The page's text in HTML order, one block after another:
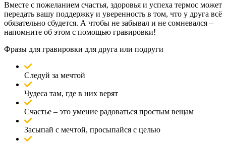
Вместе с пожеланием счастья, здоровья и успеха термос может
передать вашу поддержку и уверенность в том, что у друга всё
обязательно сбудется. А чтобы не забывал и не сомневался –
напомните об этом с помощью гравировки!
Фразы для гравировки для друга или подруги
Следуй за мечтой
Чудеса там, где в них верят
Счастье – это умение радоваться простым вещам
Засыпай с мечтой, просыпайся с целью